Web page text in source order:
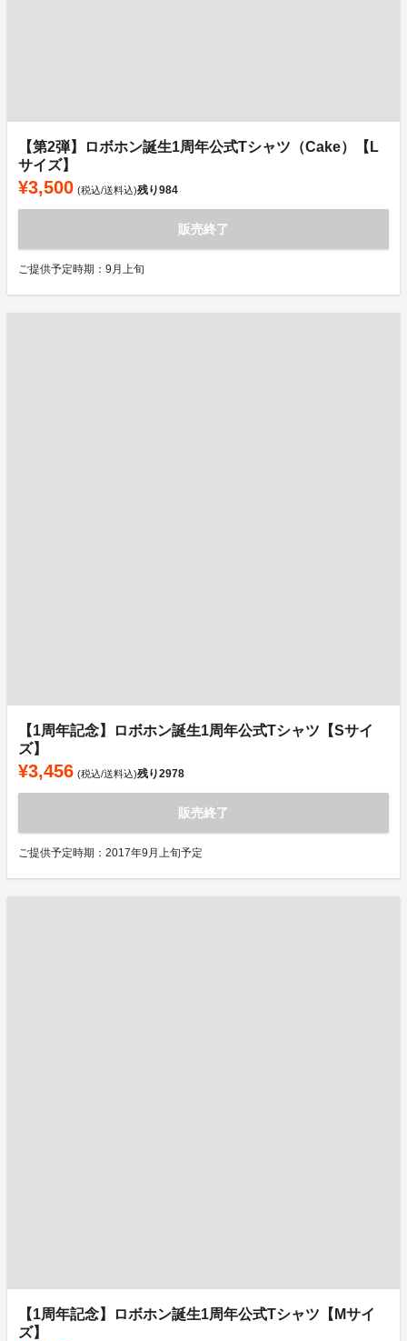
【第2弾】ロボホン誕生1周年公式Tシャツ（Cake）【L
サイズ】
¥3,500 (税込/送料込)残り984
販売終了
ご提供予定時期：9月上旬
【1周年記念】ロボホン誕生1周年公式Tシャツ【Sサイ
ズ】
¥3,456 (税込/送料込)残り2978
販売終了
ご提供予定時期：2017年9月上旬予定
【1周年記念】ロボホン誕生1周年公式Tシャツ【Mサイ
ズ】